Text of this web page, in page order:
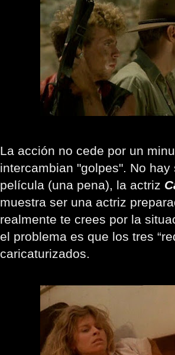
La acción no cede por un
intercambian "golpes". No
película (una pena), la actriz
muestra ser una actriz
realmente te crees por la
el problema es que los tres
caricaturizados.